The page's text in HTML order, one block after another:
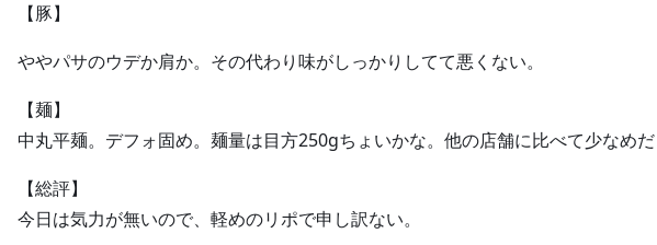
【豚】
ややパサのウデか肩か。その代わり味がしっかりしてて悪くない。
【麺】
中丸平麺。デフォ固め。麺量は目方250gちょいかな。他の店舗に比べて少なめだ
【総評】
今日は気力が無いので、軽めのリポで申し訳ない。